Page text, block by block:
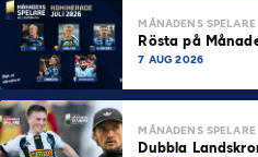
MÅNADENS SPELARE
Rösta på
7 AUG 2026
MÅNADENS SPELARE
Dubbla